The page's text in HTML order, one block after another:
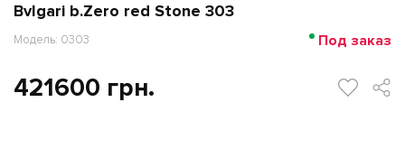
Bvlgari b.Zero red Stone 303
Модель: 0303 Под заказ
421600 грн.